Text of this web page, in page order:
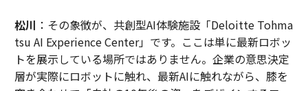
松川 ：その象徴が、共創型AI体験施設「Deloitte Tohma
tsu AI Experience Center」です。ここは単に最新ロボッ
トを展示している場所ではありません。企業の意思決定
層が実際にロボットに触れ、最新AIに触れながら、膝を